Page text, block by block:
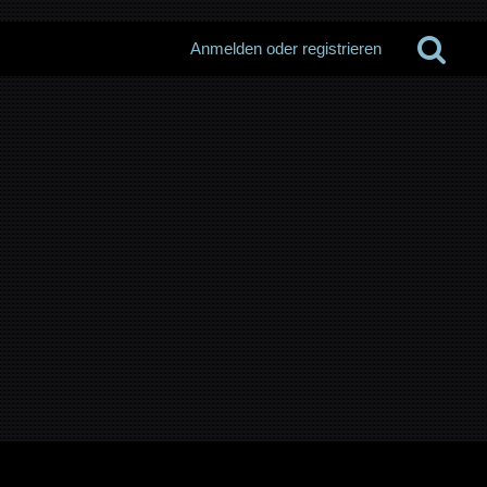
Anmelden oder registrieren